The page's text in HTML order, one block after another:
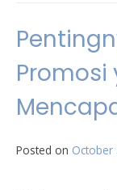
Posted on October